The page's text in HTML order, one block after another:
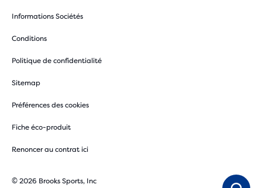
Informations Sociétés
Conditions
Politique de confidentialité
Sitemap
Préférences des cookies
Fiche éco-produit
Renoncer au contrat ici
© 2026 Brooks Sports, Inc